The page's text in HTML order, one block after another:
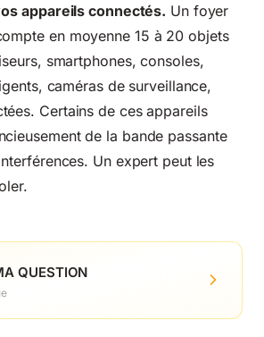
appareils connectés. Un foyer
en moyenne 15 à 20 objets
smartphones, consoles,
caméras de surveillance,
Certains de ces appareils
de la bande passante
Un expert peut les
QUESTION